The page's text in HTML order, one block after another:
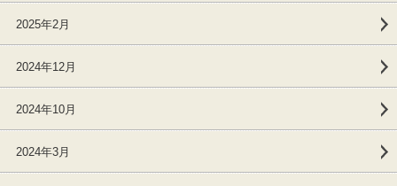
2025年2月
2024年12月
2024年10月
2024年3月